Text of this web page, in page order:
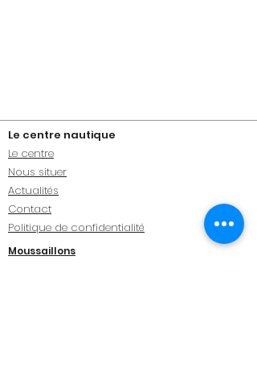
Le centre nautique
Le centre
Nous situer
Actualités
Contact
Politique de confidentialité
Moussaillons